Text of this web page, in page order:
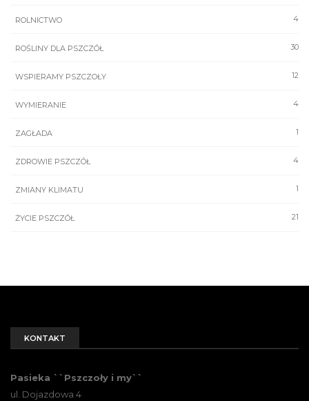
4
ROLNICTWO
30
ROŚLINY DLA PSZCZÓŁ
12
WSPIERAMY PSZCZOŁY
4
WYMIERANIE
1
ZAGŁADA
4
ZDROWIE PSZCZÓŁ
1
ZMIANY KLIMATU
21
ŻYCIE PSZCZÓŁ
KONTAKT
Pasieka ``Pszczoły i my``
ul. Dojazdowa 4